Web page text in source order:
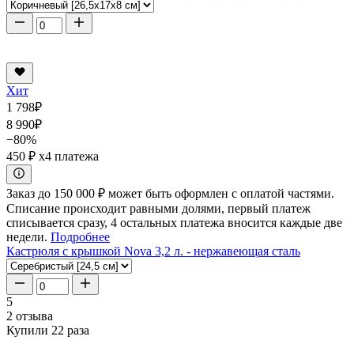
Хит
1 798₽
8 990₽
−80%
450 ₽ x4 платежа
Заказ до 150 000 ₽ может быть оформлен с оплатой частями.
Списание происходит равными долями, первый платеж
списывается сразу, 4 остальных платежа вносится каждые две
недели. Подробнее
Кастрюля с крышкой Nova 3,2 л. - нержавеющая сталь
5
2 отзыва
Купили 22 раза